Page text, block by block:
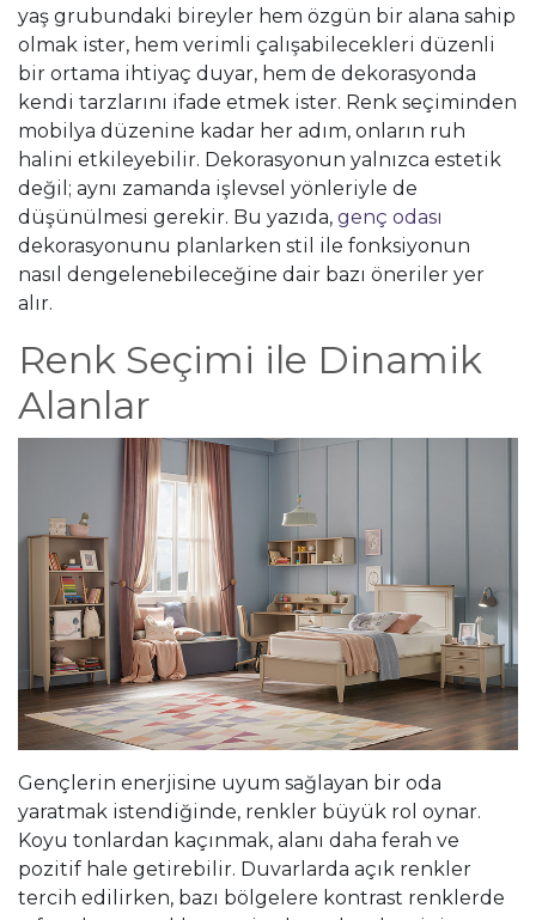
yaş grubundaki bireyler hem özgün bir alana sahip
olmak ister, hem verimli çalışabilecekleri düzenli
bir ortama ihtiyaç duyar, hem de dekorasyonda
kendi tarzlarını ifade etmek ister. Renk seçiminden
mobilya düzenine kadar her adım, onların ruh
halini etkileyebilir. Dekorasyonun yalnızca estetik
değil; aynı zamanda işlevsel yönleriyle de
düşünülmesi gerekir. Bu yazıda, genç odası
dekorasyonunu planlarken stil ile fonksiyonun
nasıl dengelenebileceğine dair bazı öneriler yer
alır.
Renk Seçimi ile Dinamik
Alanlar
Gençlerin enerjisine uyum sağlayan bir oda
yaratmak istendiğinde, renkler büyük rol oynar.
Koyu tonlardan kaçınmak, alanı daha ferah ve
pozitif hale getirebilir. Duvarlarda açık renkler
tercih edilirken, bazı bölgelere kontrast renklerde